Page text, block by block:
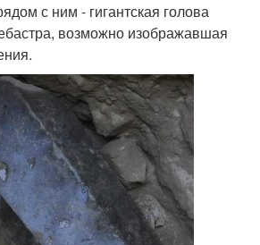
с ним - гигантская голова
возможно изображавшая